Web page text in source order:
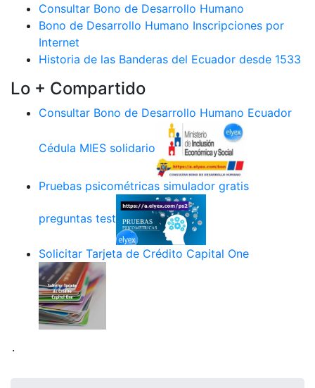
Consultar Bono de Desarrollo Humano
Bono de Desarrollo Humano Inscripciones por
Internet
Historia de las Banderas del Ecuador desde 1533
Lo + Compartido
Consultar Bono de Desarrollo Humano Ecuador
Cédula MIES solidario
Pruebas psicométricas simulador gratis
preguntas test
Solicitar Tarjeta de Crédito Capital One
.